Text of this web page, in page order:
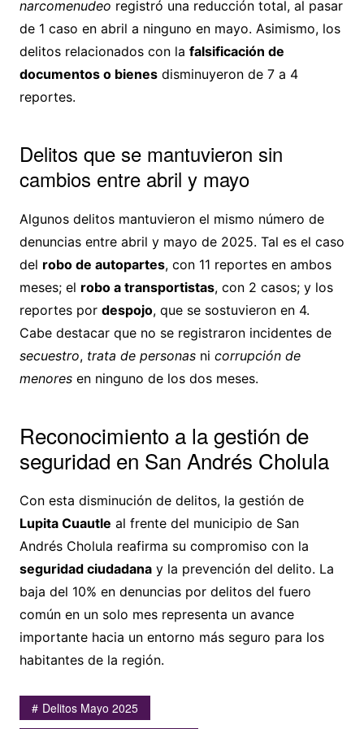
narcomenudeo registró una reducción total, al pasar
de 1 caso en abril a ninguno en mayo. Asimismo, los
delitos relacionados con la falsificación de
documentos o bienesdisminuyeron de 7 a 4
reportes.
Delitos que se mantuvieron sin
cambios entre abril y mayo
Algunos delitos mantuvieron el mismo número de
denuncias entre abril y mayo de 2025. Tal es el caso
del robo de autopartes, con 11 reportes en ambos
meses; el robo a transportistas, con 2 casos; y los
reportes por despojo, que se sostuvieron en 4.
Cabe destacar que no se registraron incidentes de
secuestro, trata de personasni corrupción de
menoresen ninguno de los dos meses.
Reconocimiento a la gestión de
seguridad en San Andrés Cholula
Con esta disminución de delitos, la gestión de
Lupita Cuautle al frente del municipio de San
Andrés Cholula reafirma su compromiso con la
seguridad ciudadanay la prevención del delito. La
baja del 10% en denuncias por delitos del fuero
común en un solo mes representa un avance
importante hacia un entorno más seguro para los
habitantes de la región.
Delitos Mayo 2025